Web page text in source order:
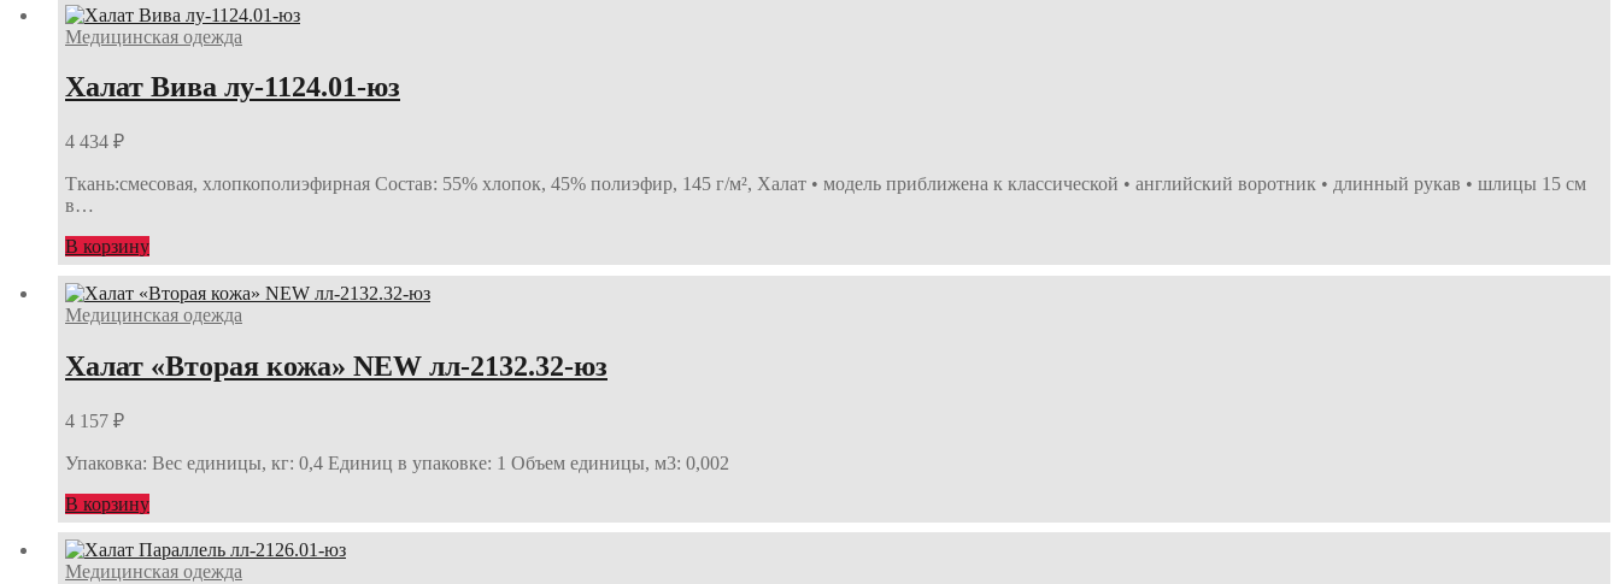
Медицинская одежда
Халат Вива лу-1124.01-юз
4 434 ₽
Ткань:смесовая, хлопкополиэфирная Состав: 55% хлопок, 45% полиэфир, 145 г/м², Халат • модель приближена к классической • английский воротник • длинный рукав • шлицы 15 см
в…
В корзину
Медицинская одежда
Халат «Вторая кожа» NEW лл-2132.32-юз
4 157 ₽
Упаковка: Вес единицы, кг: 0,4 Единиц в упаковке: 1 Объем единицы, м3: 0,002
В корзину
Медицинская одежда